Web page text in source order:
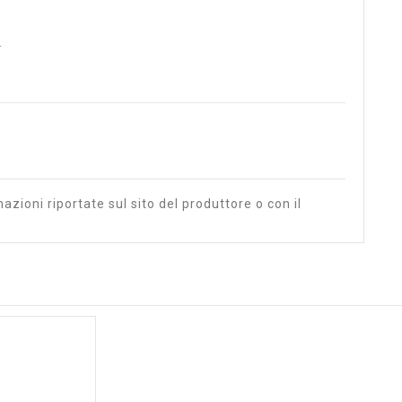
riportate sul sito del produttore o con il